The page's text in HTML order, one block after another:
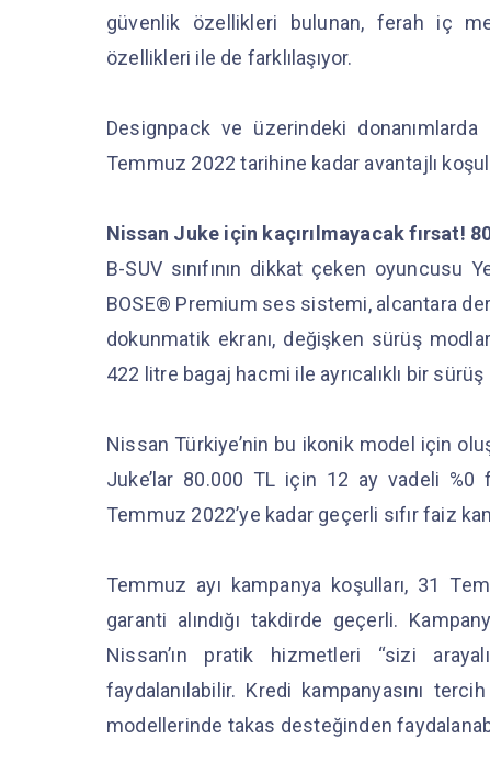
güvenlik özellikleri bulunan, ferah iç
özellikleri ile de farklılaşıyor.
Designpack ve üzerindeki
Temmuz 2022 tarihine kadar avantajlı
Nissan Juke için kaçırılmayacak fırsat!
B-SUV sınıfının dikkat çeken oyuncusu
BOSE® Premium ses sistemi, alcantara
dokunmatik ekranı, değişken sürüş
422 litre bagaj hacmi ile ayrıcalıklı bir
Nissan Türkiye’nin bu ikonik model için
Juke’lar 80.000 TL için 12 ay vadeli %0
Temmuz 2022’ye kadar geçerli sıfır faiz
Temmuz ayı kampanya koşulları, 31
garanti alındığı takdirde geçerli.
Nissan’ın pratik hizmetleri “sizi
faydalanılabilir. Kredi kampanyasını
modellerinde takas desteğinden